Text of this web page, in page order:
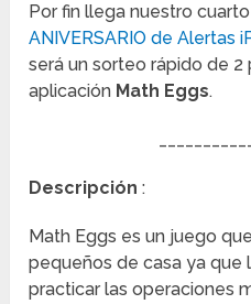
Por fin llega nuestro
ANIVERSARIO de Alertas
será un sorteo rápido de
aplicación Math Eggs.
Descripción:
Math Eggs es un juego
pequeños de casa ya que
practicar las operaciones